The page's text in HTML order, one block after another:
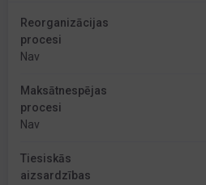
Reorganizācijas
procesi
Nav
Maksātnespējas
procesi
Nav
Tiesiskās
aizsardzības